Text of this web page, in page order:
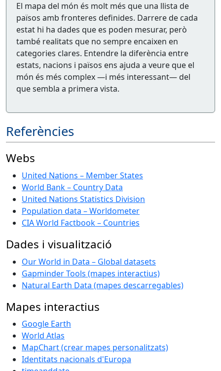
El mapa del món és molt més que una llista de
països amb fronteres definides. Darrere de cada
estat hi ha dades que es poden mesurar, però
també realitats que no sempre encaixen en
categories clares. Entendre la diferència entre
estats, nacions i països ens ajuda a veure que el
món és més complex —i més interessant— del
que sembla a primera vista.
Referències
Webs
United Nations – Member States
World Bank – Country Data
United Nations Statistics Division
Population data – Worldometer
CIA World Factbook – Countries
Dades i visualització
Our World in Data – Global datasets
Gapminder Tools (mapes interactius)
Natural Earth Data (mapes descarregables)
Mapes interactius
Google Earth
World Atlas
MapChart (crear mapes personalitzats)
Identitats nacionals d'Europa